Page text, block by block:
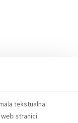
tekstualna
stranici